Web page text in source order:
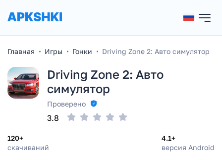
Главная Игры Гонки Driving Zone 2: Авто симулятор
Driving Zone 2: Авто
симулятор
Проверено
120+
скачиваний
4.1+
версия Android
3.8